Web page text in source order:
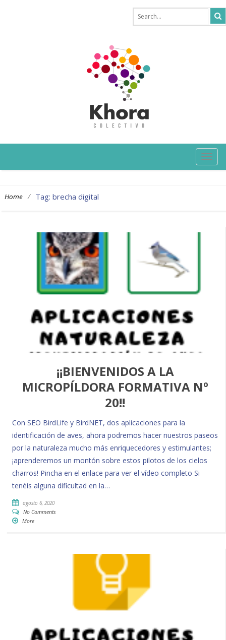
Home / Tag: brecha digital
¡¡BIENVENIDOS A LA
MICROPÍLDORA FORMATIVA Nº
20!!
Con SEO BirdLife y BirdNET, dos aplicaciones para la
identificación de aves, ahora podremos hacer nuestros paseos
por la naturaleza mucho más enriquecedores y estimulantes;
¡aprenderemos un montón sobre estos pilotos de los cielos
charros! Pincha en el enlace para ver el vídeo completo Si
tenéis alguna dificultad en la…
agosto 6, 2020
No Comments
More